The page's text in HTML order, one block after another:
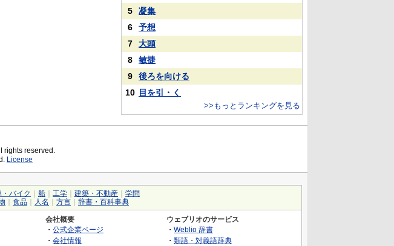
5
凝集
6
予想
7
大頭
8
敏捷
9
後ろを向ける
10 目を引・く
>>もっとランキングを見る
rights reserved.
License
・バイク 船 工学 建築・不動産
学問
食品 人名 方言 辞書・百科事典
会社概要
・ 公式企業ページ
・ 会社情報
ウェブリオのサービス
・ Weblio 辞書
・ 類語・対義語辞典